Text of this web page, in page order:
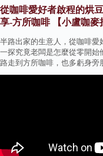
從咖啡愛好者啟程的烘
享-方所咖啡 【小盧咖麥
半路出家的生意人，從咖啡愛
一探究竟老闆是怎麼從零開始
路走到方所咖啡，也多虧身旁